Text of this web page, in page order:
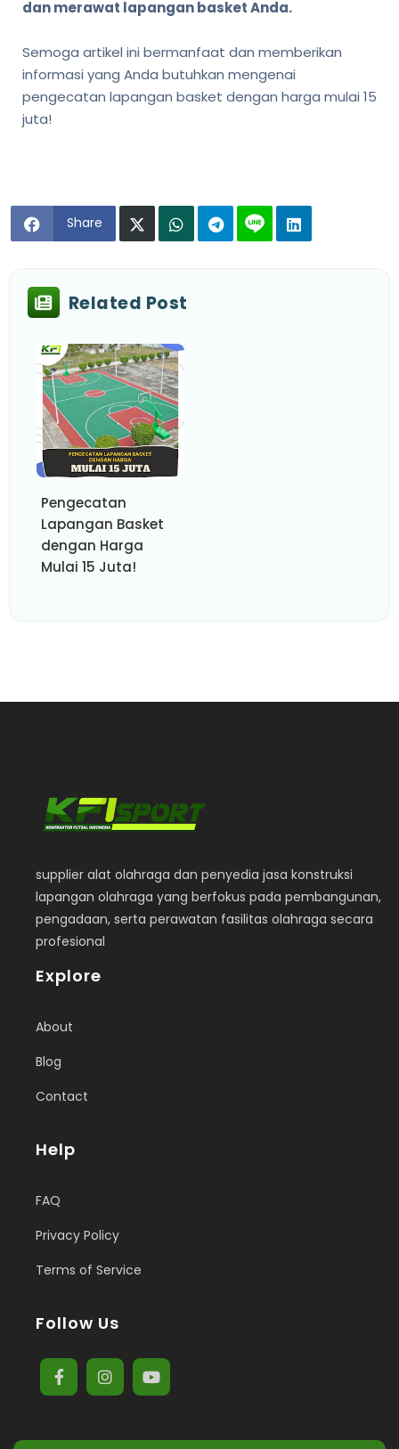
dan merawat lapangan basket Anda.
Semoga artikel ini bermanfaat dan memberikan
informasi yang Anda butuhkan mengenai
pengecatan lapangan basket dengan harga mulai 15
juta!
Share
Related Post
Pengecatan
Lapangan Basket
dengan Harga
Mulai 15 Juta!
supplier alat olahraga dan penyedia jasa konstruksi
lapangan olahraga yang berfokus pada pembangunan,
pengadaan, serta perawatan fasilitas olahraga secara
profesional
Explore
About
Blog
Contact
Help
FAQ
Privacy Policy
Terms of Service
Follow Us